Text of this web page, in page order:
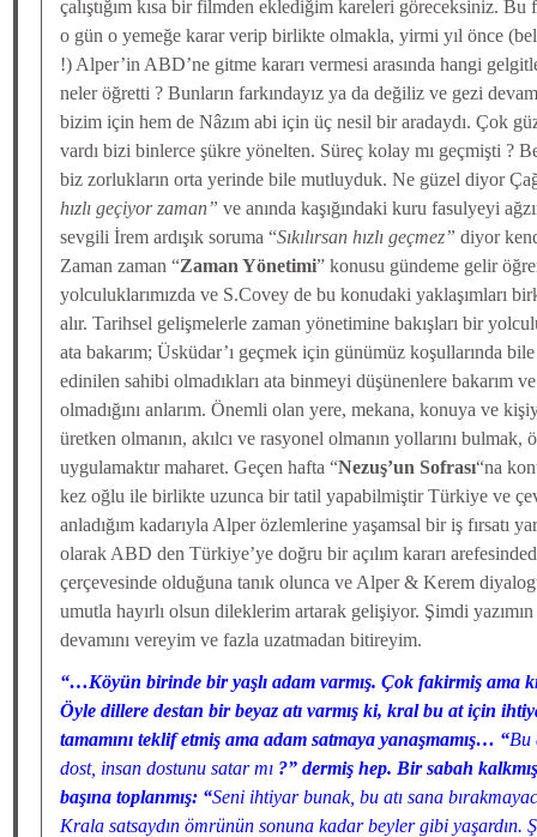
çalıştığım kısa bir filmden eklediğim kareleri göreceksiniz. Bu
o gün o yemeğe karar verip birlikte olmakla, yirmi yıl önce
!) Alper’in ABD’ne gitme kararı vermesi arasında hangi
neler öğretti ? Bunların farkındayız ya da değiliz ve gezi
bizim için hem de Nâzım abi için üç nesil bir aradaydı. Çok
vardı bizi binlerce şükre yönelten. Süreç kolay mı geçmişti ?
biz zorlukların orta yerinde bile mutluyduk. Ne güzel diyor
hızlı geçiyor zaman” ve anında kaşığındaki kuru fasulyeyi
sevgili İrem ardışık soruma “Sıkılırsan hızlı geçmez” diyor
Zaman zaman “Zaman Yönetimi” konusu gündeme gelir
yolculuklarımızda ve S.Covey de bu konudaki yaklaşımları
alır. Tarihsel gelişmelerle zaman yönetimine bakışları bir
ata bakarım; Üsküdar’ı geçmek için günümüz koşullarında
edinilen sahibi olmadıkları ata binmeyi düşünenlere bakarım
olmadığını anlarım. Önemli olan yere, mekana, konuya ve
üretken olmanın, akılcı ve rasyonel olmanın yollarını bulmak,
uygulamaktır maharet. Geçen hafta “Nezuş’un Sofrası“na
kez oğlu ile birlikte uzunca bir tatil yapabilmiştir Türkiye ve
anladığım kadarıyla Alper özlemlerine yaşamsal bir iş fırsatı
olarak ABD den Türkiye’ye doğru bir açılım kararı
çerçevesinde olduğuna tanık olunca ve Alper & Kerem
umutla hayırlı olsun dileklerim artarak gelişiyor. Şimdi
devamını vereyim ve fazla uzatmadan bitireyim.
“…Köyün birinde bir yaşlı adam varmış. Çok fakirmiş ama
Öyle dillere destan bir beyaz atı varmış ki, kral bu at için
tamamını teklif etmiş ama adam satmaya yanaşmamış… “Bu
dost, insan dostunu satar mı ?” dermiş hep. Bir sabah
başına toplanmış: “Seni ihtiyar bunak, bu atı sana
Krala satsaydın ömrünün sonuna kadar beyler gibi yaşardın.